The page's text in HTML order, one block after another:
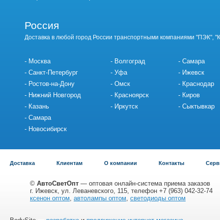
Россия
Доставка в любой город России транспортными компаниями "ПЭК",
Москва
Санкт-Петербург
Ростов-на-Дону
Нижний Новгород
Казань
Самара
Новосибирск
Волгоград
Уфа
Омск
Красноярск
Иркутск
Самара
Ижевск
Краснодар
Киров
Сыктывкар
Доставка Клиентам О компании Контакты
© АвтоСветОпт — оптовая онлайн-система приема заказов
г. Ижевск, ул. Леваневского, 115, телефон +7 (963) 042-32-74
ксенон оптом, автолампы оптом, светодиоды оптом